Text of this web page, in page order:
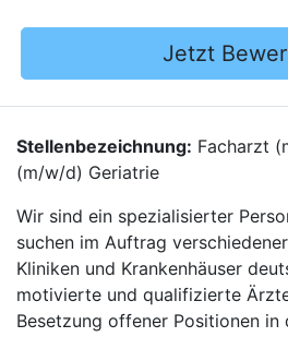
Jetzt
Stellenbezeichnung: Facharzt
(m/w/d) Geriatrie
Wir sind ein spezialisierter
suchen im Auftrag
Kliniken und Krankenhäuser
motivierte und qualifizierte
Besetzung offener Positionen in